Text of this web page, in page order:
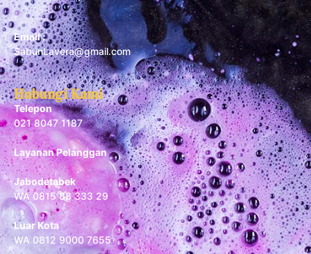
Email :
SabunLavera@gmail.com
Hubungi Kami
Telepon
021 8047 1187
Layanan Pelanggan
Jabodetabek
WA 0815 88 333 29
Luar Kota
WA 0812 9000 7655